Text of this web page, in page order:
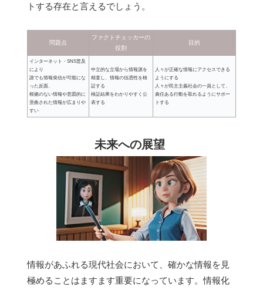
トする存在と言えるでしょう。
問題点
ファクトチェッカーの
役割
目的
インターネット・SNS普及
により
誰でも情報発信が可能にな
った反面、
根拠のない情報や意図的に
歪曲された情報が広まりや
すい
中立的な立場から情報源を
精査し、情報の信憑性を検
証する
検証結果をわかりやすく公
表する
人々が正確な情報にアクセスできる
ようにする
人々が民主主義社会の一員として、
責任ある行動を取れるようにサポー
トする
未来への展望
情報があふれる現代社会において、確かな情報を見
極めることはますます重要になっています。情報化